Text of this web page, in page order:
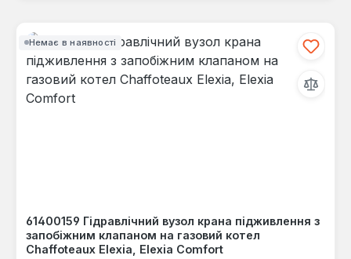
Немає в наявності
61400159 Гідравлічний вузол крана підживлення з
запобіжним клапаном на газовий котел
Chaffoteaux Elexia, Elexia Comfort